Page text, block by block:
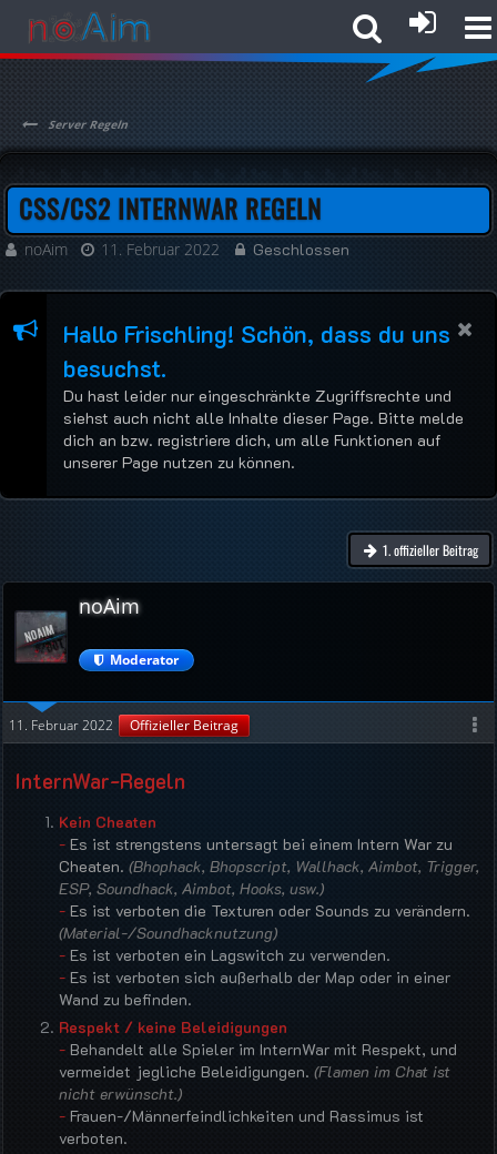
Server Regeln
CSS/CS2 INTERNWAR REGELN
noAim 11. Februar 2022 Geschlossen
Hallo Frischling! Schön, dass du uns
besuchst.
Du hast leider nur eingeschränkte Zugriffsrechte und
siehst auch nicht alle Inhalte dieser Page. Bitte melde
dich an bzw. registriere dich, um alle Funktionen auf
unserer Page nutzen zu können.
1. offizieller Beitrag
noAim
Moderator
11. Februar 2022 Offizieller Beitrag
InternWar-Regeln
Kein Cheaten
- Es ist strengstens untersagt bei einem Intern War zu
Cheaten. (Bhophack, Bhopscript, Wallhack, Aimbot, Trigger,
ESP, Soundhack, Aimbot, Hooks, usw.)
- Es ist verboten die Texturen oder Sounds zu verändern.
(Material-/Soundhacknutzung)
- Es ist verboten ein Lagswitch zu verwenden.
- Es ist verboten sich außerhalb der Map oder in einer
Wand zu befinden.
Respekt / keine Beleidigungen
- Behandelt alle Spieler im InternWar mit Respekt, und
vermeidet jegliche Beleidigungen. (Flamen im Chat ist
nicht erwünscht.)
- Frauen-/Männerfeindlichkeiten und Rassimus ist
verboten.